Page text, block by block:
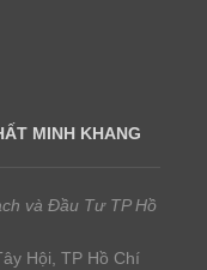
MINH KHANG
và Đầu Tư TP Hồ
Hội, TP Hồ Chí